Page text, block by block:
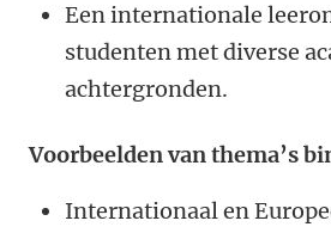
Een internationale
studenten met diverse
achtergronden.
Voorbeelden van thema’s
Internationaal en